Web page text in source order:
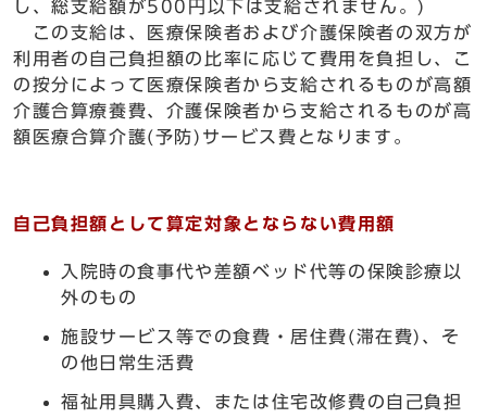
し、総支給額が500円以下は支給されません。)
この支給は、医療保険者および介護保険者の双方が
利用者の自己負担額の比率に応じて費用を負担し、こ
の按分によって医療保険者から支給されるものが高額
介護合算療養費、介護保険者から支給されるものが高
額医療合算介護(予防)サービス費となります。
自己負担額として算定対象とならない費用額
入院時の食事代や差額ベッド代等の保険診療以
外のもの
施設サービス等での食費・居住費(滞在費)、そ
の他日常生活費
福祉用具購入費、または住宅改修費の自己負担